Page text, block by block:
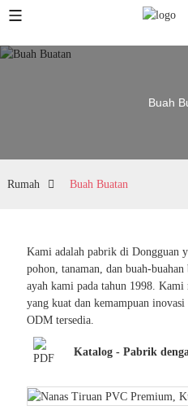
Buah
Rumah Buah Buatan
Kami adalah pabrik di Dongguan
pohon, tanaman, dan buah-
ayah kami pada tahun 1998.
yang kuat dan kemampuan
ODM tersedia.
Katalog - Pabrik